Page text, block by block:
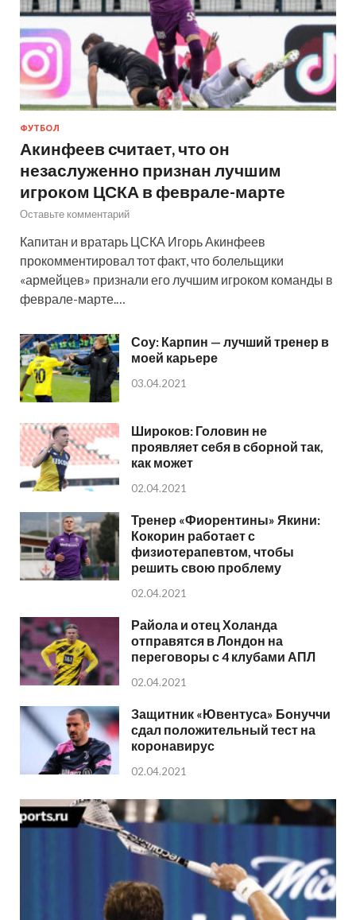
ФУТБОЛ
Акинфеев считает, что он
незаслуженно признан лучшим
игроком ЦСКА в феврале-марте
Оставьте комментарий
Капитан и вратарь ЦСКА Игорь Акинфеев
прокомментировал тот факт, что болельщики
«армейцев» признали его лучшим игроком команды в
феврале-марте.…
Соу: Карпин — лучший тренер в
моей карьере
03.04.2021
Широков: Головин не
проявляет себя в сборной так,
как может
02.04.2021
Тренер «Фиорентины» Якини:
Кокорин работает с
физиотерапевтом, чтобы
решить свою проблему
02.04.2021
Райола и отец Холанда
отправятся в Лондон на
переговоры с 4 клубами АПЛ
02.04.2021
Защитник «Ювентуса» Бонуччи
сдал положительный тест на
коронавирус
02.04.2021